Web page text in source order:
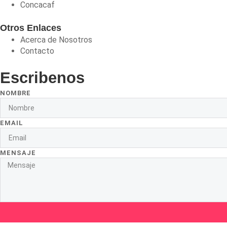
Concacaf
Otros Enlaces
Acerca de Nosotros
Contacto
Escribenos
NOMBRE
EMAIL
MENSAJE